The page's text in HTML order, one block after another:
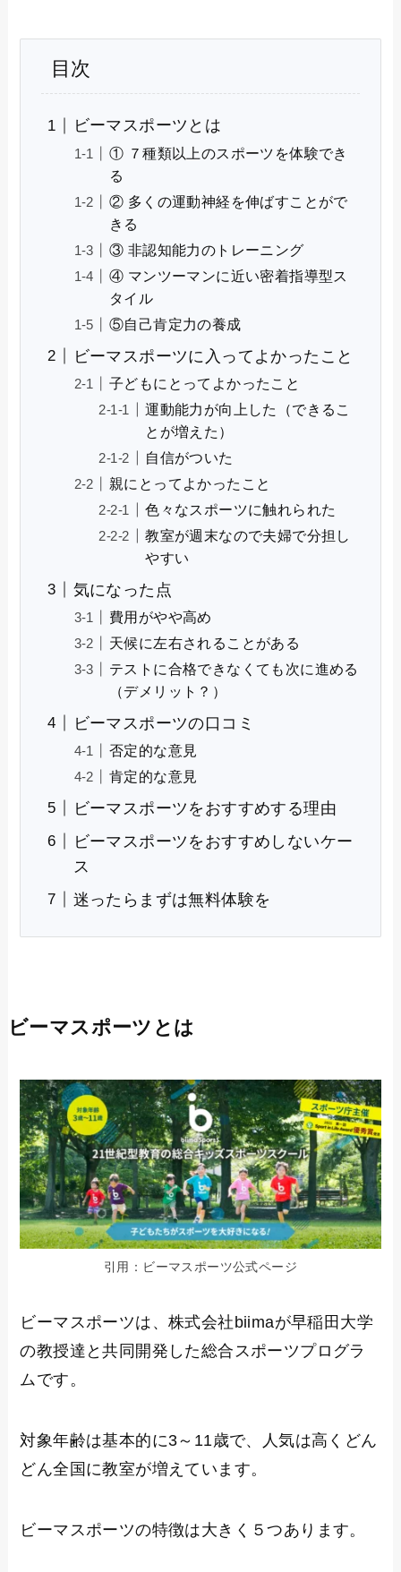
目次
ビーマスポーツとは
① ７種類以上のスポーツを体験でき
る
② 多くの運動神経を伸ばすことがで
きる
③ 非認知能力のトレーニング
④ マンツーマンに近い密着指導型ス
タイル
⑤自己肯定力の養成
ビーマスポーツに入ってよかったこと
子どもにとってよかったこと
運動能力が向上した（できるこ
とが増えた）
自信がついた
親にとってよかったこと
色々なスポーツに触れられた
教室が週末なので夫婦で分担し
やすい
気になった点
費用がやや高め
天候に左右されることがある
テストに合格できなくても次に進める
（デメリット？）
ビーマスポーツの口コミ
否定的な意見
肯定的な意見
ビーマスポーツをおすすめする理由
ビーマスポーツをおすすめしないケー
ス
迷ったらまずは無料体験を
ビーマスポーツとは
引用：ビーマスポーツ公式ページ
ビーマスポーツは、株式会社biimaが早稲田大学
の教授達と共同開発した総合スポーツプログラ
ムです。
対象年齢は基本的に3～11歳で、人気は高くどん
どん全国に教室が増えています。
ビーマスポーツの特徴は大きく５つあります。